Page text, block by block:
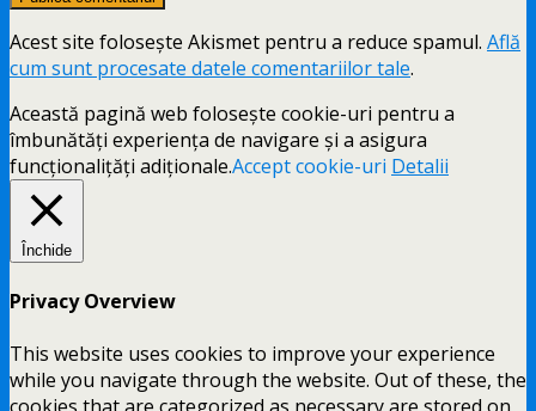
Acest site folosește Akismet pentru a reduce spamul. Află
cum sunt procesate datele comentariilor tale.
Această pagină web folosește cookie-uri pentru a
îmbunătăți experiența de navigare și a asigura
funcționalițăți adiționale.Accept cookie-uri Detalii
Închide
Privacy Overview
This website uses cookies to improve your experience
while you navigate through the website. Out of these, the
cookies that are categorized as necessary are stored on